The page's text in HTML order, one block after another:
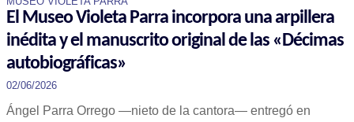
El Museo Violeta Parra incorpora una arpillera
inédita y el manuscrito original de las «Décimas
autobiográficas»
02/06/2026
Ángel Parra Orrego —nieto de la cantora— entregó en